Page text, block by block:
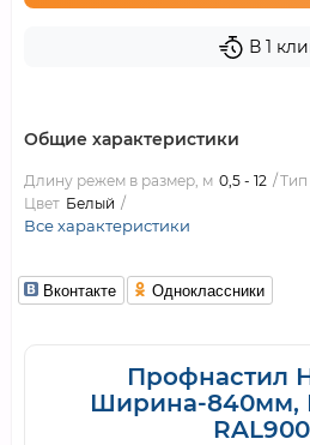
В 1
Общие характеристики
Длину режем в размер, м 0,5 - 12
Цвет Белый
Все характеристики
Вконтакте Одноклассники
Профнастил
Ширина-840мм,